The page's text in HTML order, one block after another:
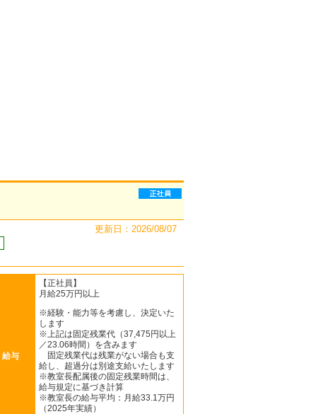
更新日：2026/08/07
給与
【正社員】
月給25万円以上
※経験・能力等を考慮し、決定いた
します
※上記は固定残業代（37,475円以上
／23.06時間）を含みます
固定残業代は残業がない場合も支
給し、超過分は別途支給いたします
※教室長配属後の固定残業時間は、
給与規定に基づき計算
※教室長の給与平均：月給33.1万円
（2025年実績）